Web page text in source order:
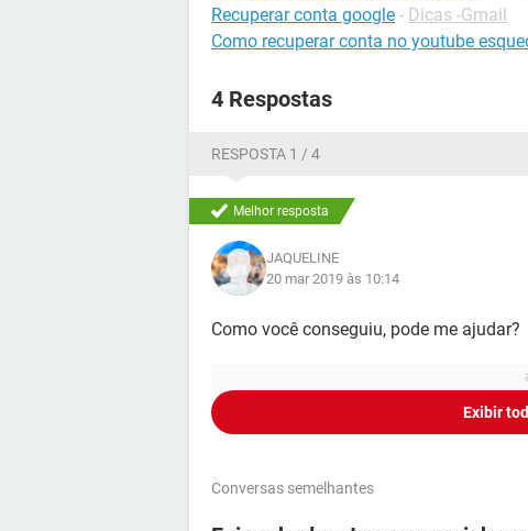
Recuperar conta google - Dicas -Gmail
Como recuperar conta no youtube
4 Respostas
RESPOSTA 1 / 4
Melhor resposta
JAQUELINE
20 mar 2019 às 10:14
Como você conseguiu, pode me ajudar?
Exibir
Conversas semelhantes